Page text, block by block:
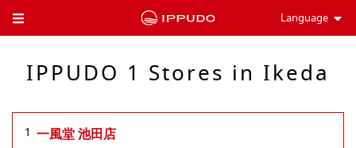
Toggle Header Menu Language
IPPUDO 1 Stores in Ikeda
1 一風堂 池田店